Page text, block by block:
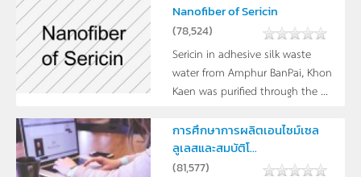
Nanofiber of Sericin
(78,524)
Sericin in adhesive silk waste
water from Amphur BanPai, Khon
Kaen was purified through the ...
การศึกษาการผลิตเอนไซม์เซล
ลูเลสและสมบัติโ...
(81,577)